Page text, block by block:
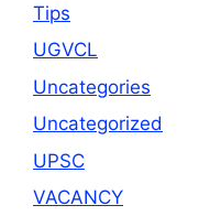
Tips
UGVCL
Uncategories
Uncategorized
UPSC
VACANCY